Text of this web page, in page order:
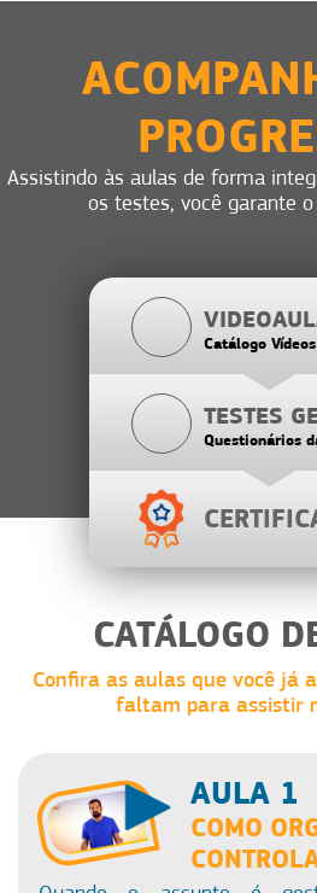
Assistindo às aulas de forma
os testes, você garante
Catálogo Vídeos
TESTES
Questionários
CATÁLOGO
Confira as aulas que você já
faltam para assistir
AULA 1
COMO